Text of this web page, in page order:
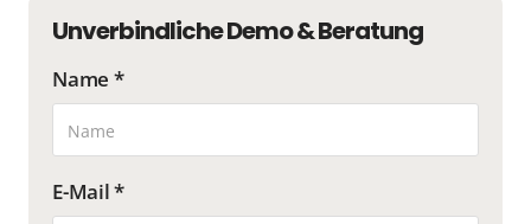
Unverbindliche Demo & Beratung
Name *
E-Mail *